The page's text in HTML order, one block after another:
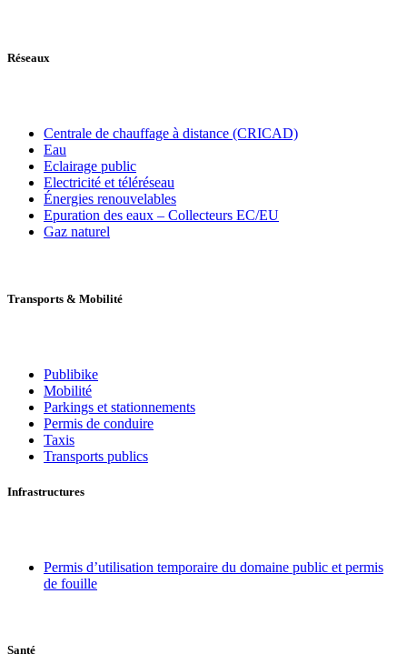
Réseaux
Centrale de chauffage à distance (CRICAD)
Eau
Eclairage public
Electricité et téléréseau
Énergies renouvelables
Epuration des eaux – Collecteurs EC/EU
Gaz naturel
Transports & Mobilité
Publibike
Mobilité
Parkings et stationnements
Permis de conduire
Taxis
Transports publics
Infrastructures
Permis d’utilisation temporaire du domaine public et permis
de fouille
Santé